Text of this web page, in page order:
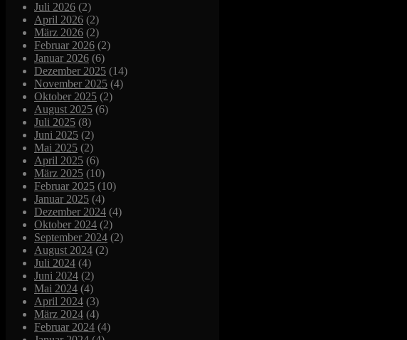
Juli 2026 (2)
April 2026 (2)
März 2026 (2)
Februar 2026 (2)
Januar 2026 (6)
Dezember 2025 (14)
November 2025 (4)
Oktober 2025 (2)
August 2025 (6)
Juli 2025 (8)
Juni 2025 (2)
Mai 2025 (2)
April 2025 (6)
März 2025 (10)
Februar 2025 (10)
Januar 2025 (4)
Dezember 2024 (4)
Oktober 2024 (2)
September 2024 (2)
August 2024 (2)
Juli 2024 (4)
Juni 2024 (2)
Mai 2024 (4)
April 2024 (3)
März 2024 (4)
Februar 2024 (4)